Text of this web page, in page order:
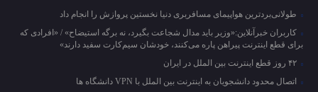
طولانی‌بردترین هواپیمای مسافربری دنیا نخستین پروازش را انجام داد
کاربران خبرآنلاین:«وزیر باید مدال شجاعت بگیرد، نه برگه استیضاح» / «افرادی که
برای قطع اینترنت پیراهن پاره می‌کنند، خودشان سیم‌کارت سفید دارند»
۴۲ روز قطع اینترنت بین الملل در ایران
اتصال محدود دانشجویان به اینترنت بین الملل با VPN دانشگاه ها